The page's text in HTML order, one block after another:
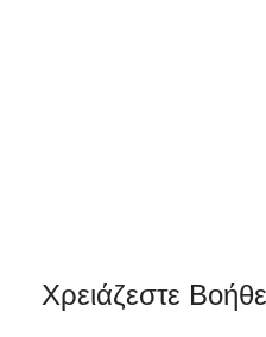
Χρειάζεστε